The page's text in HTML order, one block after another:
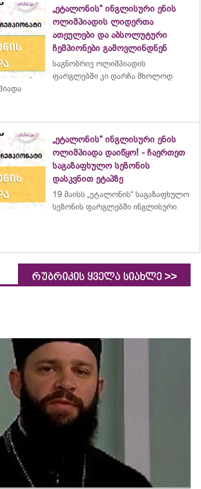
„ეტალონის“ ინგლისური ენის
ოლიმპიადის ლიდერთა
ათეულები და აბსოლუტური
ჩემპიონები გამოვლინდნენ
საგნობრივ ოლიმპიადის
ფარგლებში კი დარჩა მხოლოდ
„ეტალონის“ ინგლისური ენის
ოლიმპიადა დაიწყო! - ჩაერთეთ
საგაზაფხულო სეზონის
დასკვნით ეტაპზე
19 მაისს „ეტალონის“ საგაზაფხულო
სეზონის ფარგლებში ინგლისური
რუბრიკის ყველა სიახლე >>